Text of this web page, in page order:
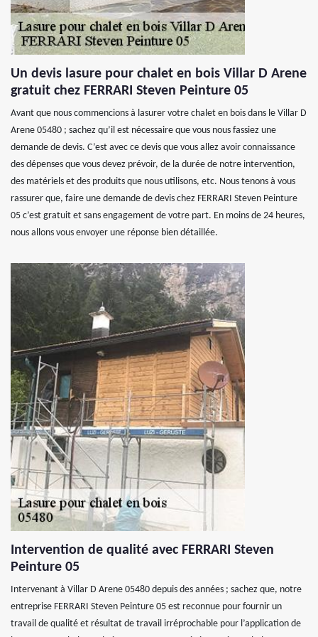
Un devis lasure pour chalet en bois Villar D Arene
gratuit chez FERRARI Steven Peinture 05
Avant que nous commencions à lasurer votre chalet en bois dans le Villar D
Arene 05480 ; sachez qu’il est nécessaire que vous nous fassiez une
demande de devis. C’est avec ce devis que vous allez avoir connaissance
des dépenses que vous devez prévoir, de la durée de notre intervention,
des matériels et des produits que nous utilisons, etc. Nous tenons à vous
rassurer que, faire une demande de devis chez FERRARI Steven Peinture
05 c’est gratuit et sans engagement de votre part. En moins de 24 heures,
nous allons vous envoyer une réponse bien détaillée.
Intervention de qualité avec FERRARI Steven
Peinture 05
Intervenant à Villar D Arene 05480 depuis des années ; sachez que, notre
entreprise FERRARI Steven Peinture 05 est reconnue pour fournir un
travail de qualité et résultat de travail irréprochable pour l’application de